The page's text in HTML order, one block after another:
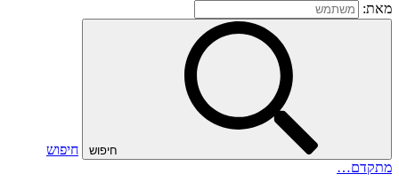
מאת:
חיפוש
חיפוש
מתקדם…